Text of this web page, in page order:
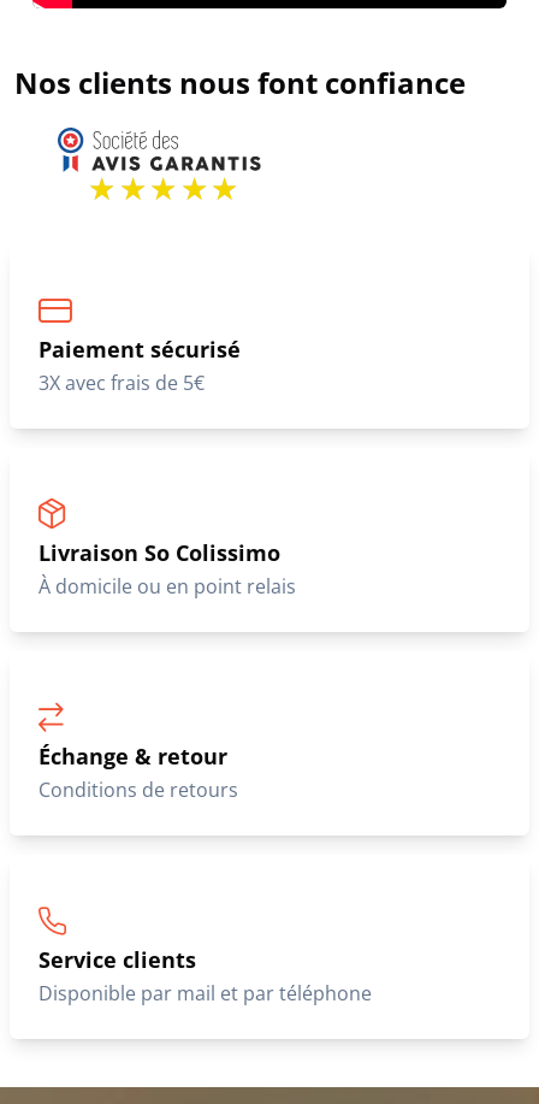
Nos clients nous font confiance
Paiement sécurisé
3X avec frais de 5€
Livraison So Colissimo
À domicile ou en point relais
Échange & retour
Conditions de retours
Service clients
Disponible par mail et par téléphone